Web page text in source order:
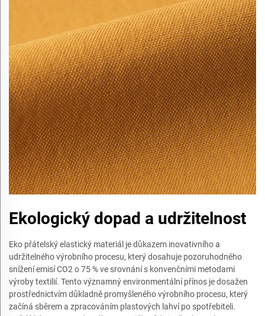
Ekologický dopad a udržitelnost
Eko přátelský elastický materiál je důkazem inovativního a
udržitelného výrobního procesu, který dosahuje pozoruhodného
snížení emisí CO2 o 75 % ve srovnání s konvenčními metodami
výroby textilií. Tento významný environmentální přínos je dosažen
prostřednictvím důkladně promyšleného výrobního procesu, který
začíná sběrem a zpracováním plastových lahví po spotřebiteli.